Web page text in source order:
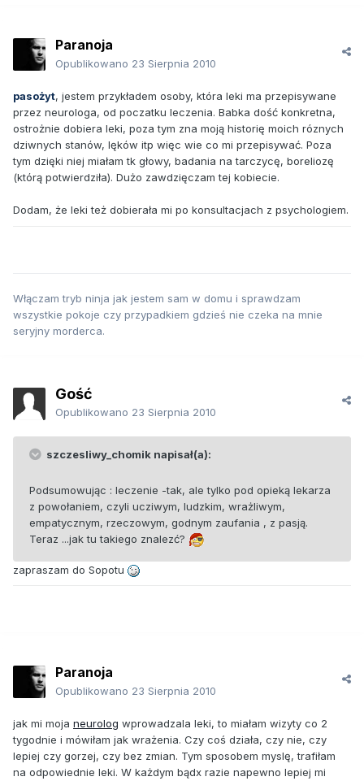
Paranoja
Opublikowano 23 Sierpnia 2010
pasożyt, jestem przykładem osoby, która leki ma przepisywane
przez neurologa, od poczatku leczenia. Babka dość konkretna,
ostrożnie dobiera leki, poza tym zna moją historię moich róznych
dziwnych stanów, lęków itp więc wie co mi przepisywać. Poza
tym dzięki niej miałam tk głowy, badania na tarczycę, boreliozę
(którą potwierdziła). Dużo zawdzięczam tej kobiecie.
Dodam, że leki też dobierała mi po konsultacjach z psychologiem.
Włączam tryb ninja jak jestem sam w domu i sprawdzam
wszystkie pokoje czy przypadkiem gdzieś nie czeka na mnie
seryjny morderca.
Gość
Opublikowano 23 Sierpnia 2010
szczesliwy_chomik napisał(a):
Podsumowując : leczenie -tak, ale tylko pod opieką lekarza
z powołaniem, czyli ucziwym, ludzkim, wrażliwym,
empatycznym, rzeczowym, godnym zaufania , z pasją.
Teraz ...jak tu takiego znalezć?
zapraszam do Sopotu
Paranoja
Opublikowano 23 Sierpnia 2010
jak mi moja neurolog wprowadzala leki, to miałam wizyty co 2
tygodnie i mówiłam jak wrażenia. Czy coś działa, czy nie, czy
lepiej czy gorzej, czy bez zmian. Tym sposobem myslę, trafiłam
na odpowiednie leki. W każdym bądx razie napewno lepiej mi